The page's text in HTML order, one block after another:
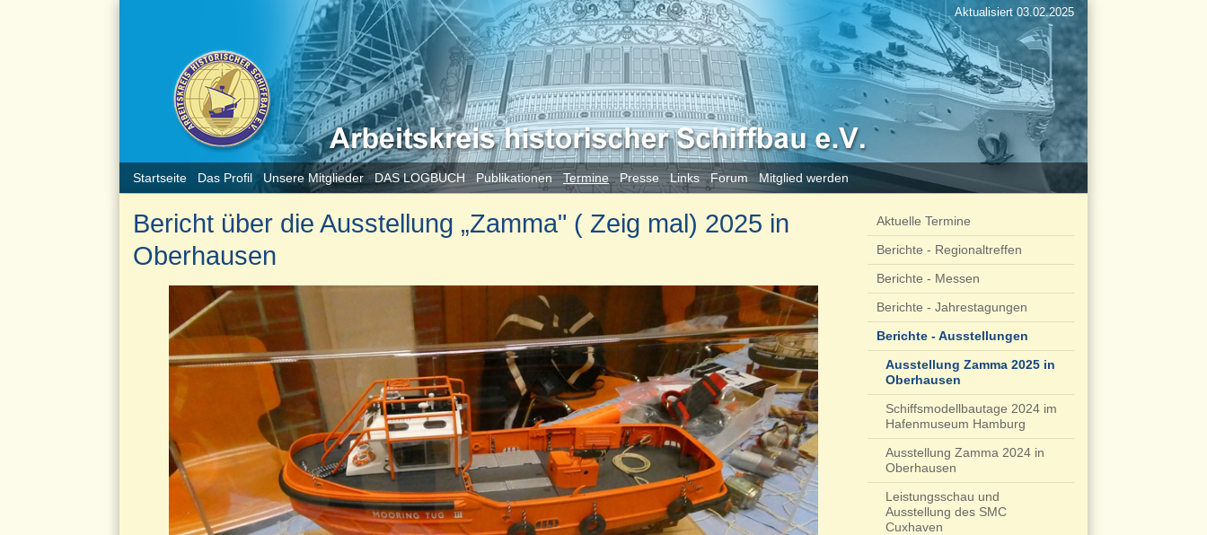
Startseite Das Profil Unsere Mitglieder DAS LOGBUCH Publikationen Termine Presse Links Forum Mitglied werden
Aktualisiert 03.02.2025
Bericht über die Ausstellung „Zamma" ( Zeig mal) 2025 in
Oberhausen
Aktuelle Termine
Berichte - Regionaltreffen
Berichte - Messen
Berichte - Jahrestagungen
Berichte - Ausstellungen
Ausstellung Zamma 2025 in
Oberhausen
Schiffsmodellbautage 2024 im
Hafenmuseum Hamburg
Ausstellung Zamma 2024 in
Oberhausen
Leistungsschau und
Ausstellung des SMC
Cuxhaven